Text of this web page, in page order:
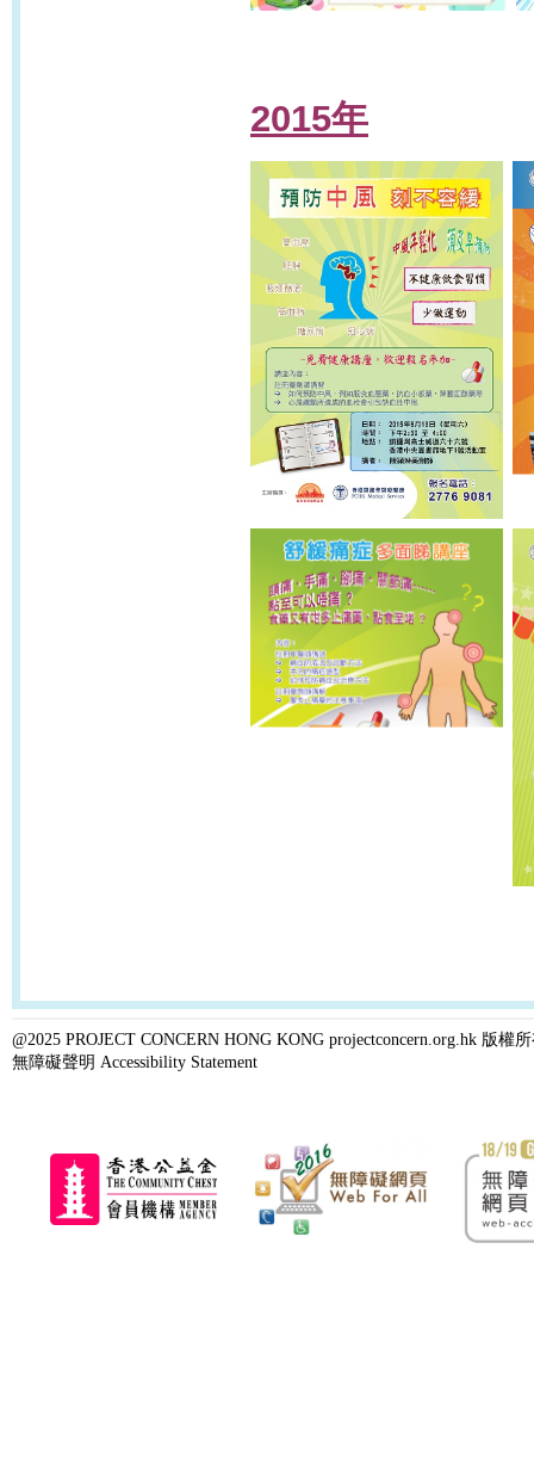
2015年
@2025 PROJECT CONCERN HONG KONG projectconcern.org.hk 版權
無障礙聲明 Accessibility Statement